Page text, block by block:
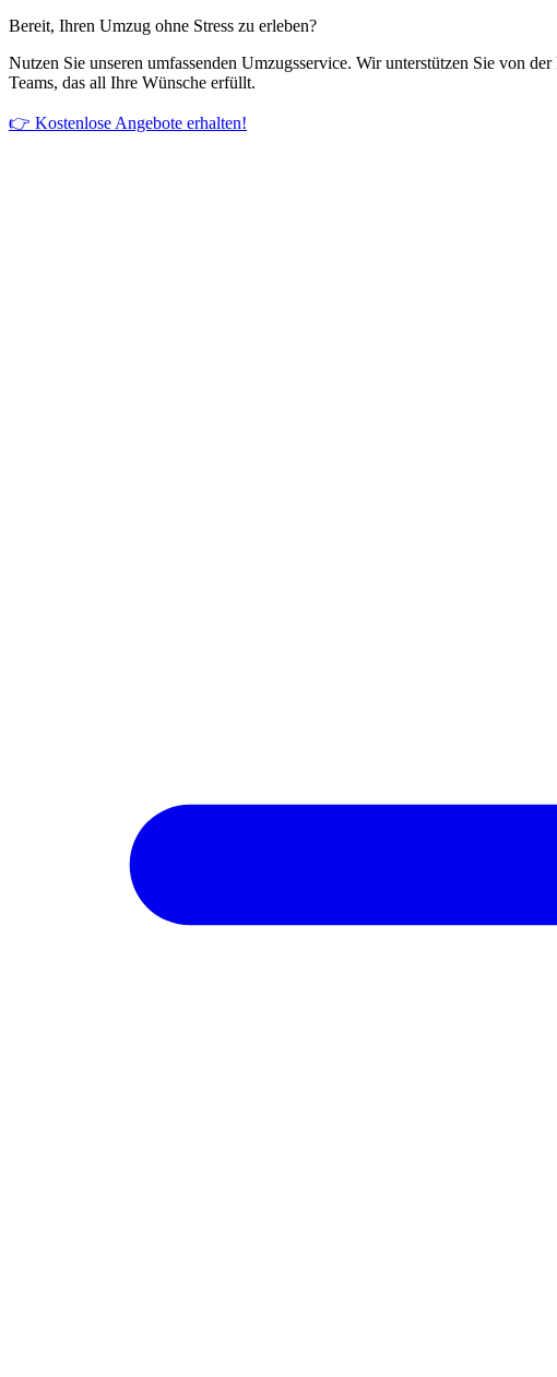
Bereit, Ihren Umzug ohne Stress zu erleben?
Nutzen Sie unseren umfassenden Umzugsservice. Wir unterstützen Sie von
Teams, das all Ihre Wünsche erfüllt.
👉 Kostenlose Angebote erhalten!